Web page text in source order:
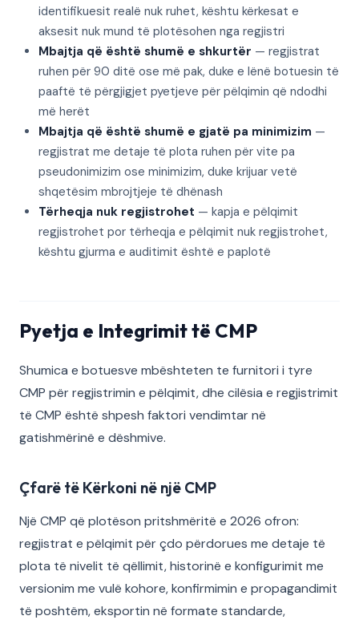
identifikuesit realë nuk ruhet, kështu kërkesat e
aksesit nuk mund të plotësohen nga regjistri
Mbajtja që është shumë e shkurtër — regjistrat
ruhen për 90 ditë ose më pak, duke e lënë botuesin të
paaftë të përgjigjet pyetjeve për pëlqimin që ndodhi
më herët
Mbajtja që është shumë e gjatë pa minimizim —
regjistrat me detaje të plota ruhen për vite pa
pseudonimizim ose minimizim, duke krijuar vetë
shqetësim mbrojtjeje të dhënash
Tërheqja nuk regjistrohet — kapja e pëlqimit
regjistrohet por tërheqja e pëlqimit nuk regjistrohet,
kështu gjurma e auditimit është e paplotë
Pyetja e Integrimit të CMP
Shumica e botuesve mbështeten te furnitori i tyre
CMP për regjistrimin e pëlqimit, dhe cilësia e regjistrimit
të CMP është shpesh faktori vendimtar në
gatishmërinë e dëshmive.
Çfarë të Kërkoni në një CMP
Një CMP që plotëson pritshmëritë e 2026 ofron:
regjistrat e pëlqimit për çdo përdorues me detaje të
plota të nivelit të qëllimit, historinë e konfigurimit me
versionim me vulë kohore, konfirmimin e propagandimit
të poshtëm, eksportin në formate standarde,